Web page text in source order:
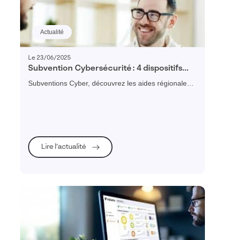
Actualité
Le 23/06/2025
Subvention Cybersécurité : 4 dispositifs
régionaux pour financer vos diagnostics et
plans de remédiation
Subventions Cyber, découvrez les aides régionales
Lire l’actualité